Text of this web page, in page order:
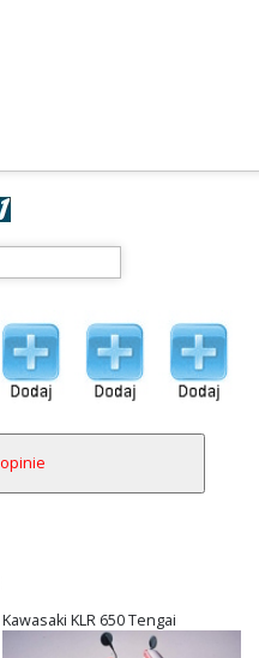
Kawasaki KLR 650 Tengai